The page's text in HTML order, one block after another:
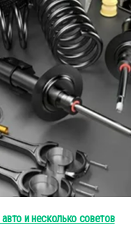
и несколько советов